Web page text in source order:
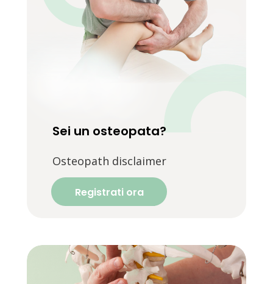
Sei un osteopata?
Osteopath disclaimer
Registrati ora